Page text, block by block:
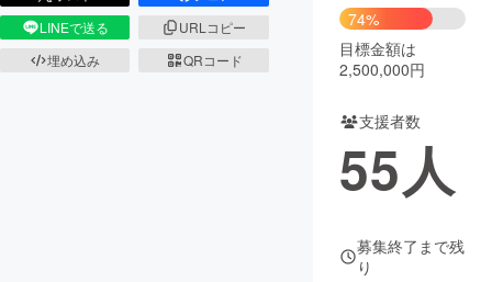
CAMPFIRE for Social Good
CAMPFIRE Creation
コミュニティ
LINEで送る
URLコピー
埋め込み
QRコード
74%
目標金額は
2,500,000円
支援者数
55人
募集終了まで残
り